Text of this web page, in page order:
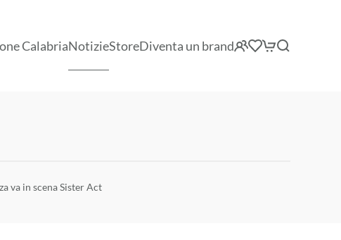
CalabriaNotizieStoreDiventa un brand
va in scena Sister Act